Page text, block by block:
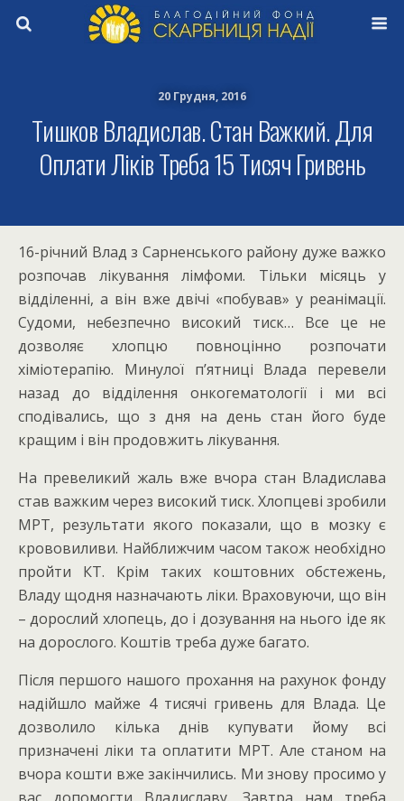
20 Грудня, 2016
Тишков Владислав. Стан Важкий. Для
Оплати Ліків Треба 15 Тисяч Гривень
16-річний Влад з Сарненського району дуже важко
розпочав лікування лімфоми. Тільки місяць у
відділенні, а він вже двічі «побував» у реанімації.
Судоми, небезпечно високий тиск… Все це не
дозволяє хлопцю повноцінно розпочати
хіміотерапію. Минулої п’ятниці Влада перевели
назад до відділення онкогематології і ми всі
сподівались, що з дня на день стан його буде
кращим і він продовжить лікування.
На превеликий жаль вже вчора стан Владислава
став важким через високий тиск. Хлопцеві зробили
МРТ, результати якого показали, що в мозку є
крововиливи. Найближчим часом також необхідно
пройти КТ. Крім таких коштовних обстежень,
Владу щодня назначають ліки. Враховуючи, що він
– дорослий хлопець, до і дозування на нього іде як
на дорослого. Коштів треба дуже багато.
Після першого нашого прохання на рахунок фонду
надійшло майже 4 тисячі гривень для Влада. Це
дозволило кілька днів купувати йому всі
призначені ліки та оплатити МРТ. Але станом на
вчора кошти вже закінчились. Ми знову просимо у